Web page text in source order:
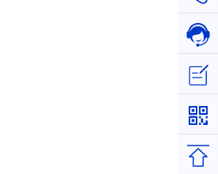
在线
立即
返回